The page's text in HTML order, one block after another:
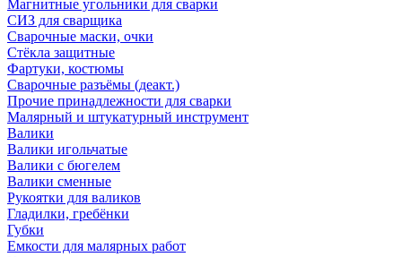
Магнитные угольники для сварки
СИЗ для сварщика
Сварочные маски, очки
Стёкла защитные
Фартуки, костюмы
Сварочные разъёмы (деакт.)
Прочие принадлежности для сварки
Малярный и штукатурный инструмент
Валики
Валики игольчатые
Валики с бюгелем
Валики сменные
Рукоятки для валиков
Гладилки, гребёнки
Губки
Емкости для малярных работ